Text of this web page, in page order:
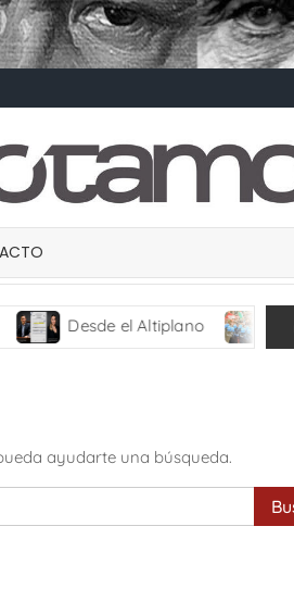
Desde el Altiplano
ayudarte una búsqueda.